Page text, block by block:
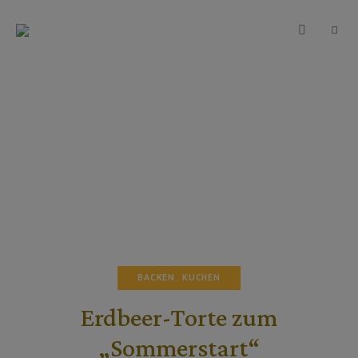
TEIGWUNDER
Backen
BACKEN KUCHEN
Erdbeer-Torte zum
„Sommerstart“